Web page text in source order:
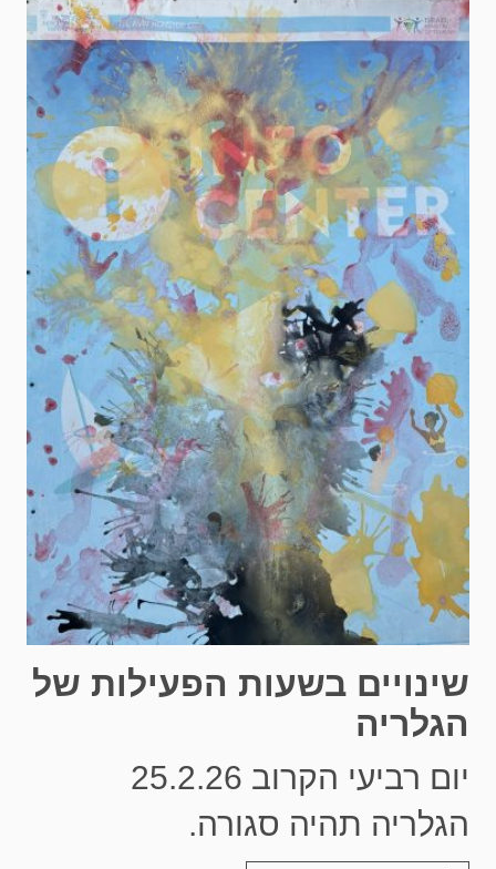
שינויים בשעות הפעילות של
הגלריה
יום רביעי הקרוב 25.2.26
הגלריה תהיה סגורה.